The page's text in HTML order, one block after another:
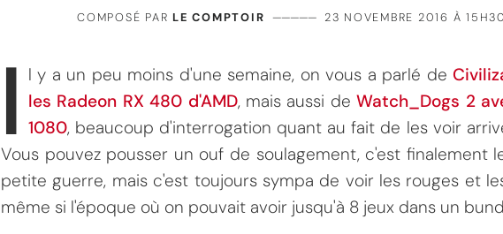
COMPOSÉ PARLE COMPTOIR ————— 23 NOVEMBRE 2016 À 15H30
I l y a un peu moins d'une semaine, on vous a parlé de
les Radeon RX 480 d'AMD, mais aussi deWatch_Dogs 2
1080, beaucoup d'interrogation quant au fait de les voir
Vous pouvez pousser un ouf de soulagement, c'est finalement
petite guerre, mais c'est toujours sympa de voir les rouges et
même si l'époque où on pouvait avoir jusqu'à 8 jeux dans un